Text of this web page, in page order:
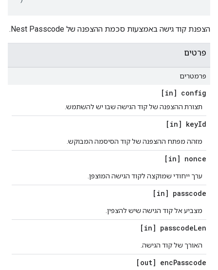
הצפנת קוד גישה באמצעות סכמת ההצפנה של Nest Passcode.
פרטים
פרמטרים
[in] config
תצורת ההצפנה של קוד הגישה שבו יש להשתמש.
[in] keyId
מזהה מפתח ההצפנה של קוד הסיסמה המבוקש.
[in] nonce
ערך ייחודי שמוקצה לקוד הגישה המוצפן.
[in] passcode
מצביע אל קוד הגישה שיש להצפין.
[in] passcodeLen
האורך של קוד הגישה.
[out] encPasscode